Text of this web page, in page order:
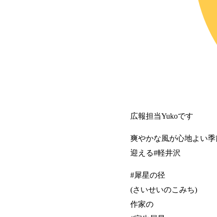
広報担当Yukoです
爽やかな風が心地よい
迎える#軽井沢
#犀星の径
(さいせいのこみち)
作家の